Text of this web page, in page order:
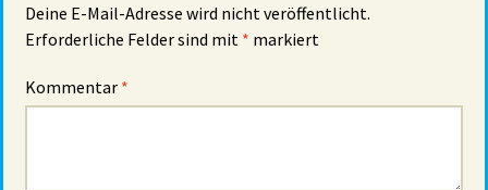
Deine E-Mail-Adresse wird nicht veröffentlicht.
Erforderliche Felder sind mit * markiert
Kommentar *